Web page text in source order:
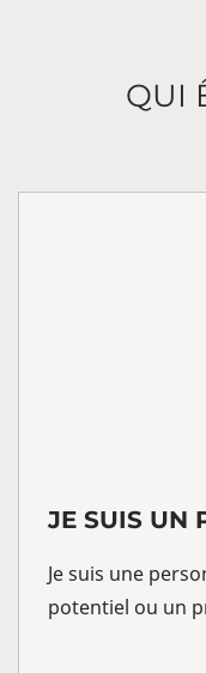
QUI
JE SUIS UN
Je suis une
potentiel ou un